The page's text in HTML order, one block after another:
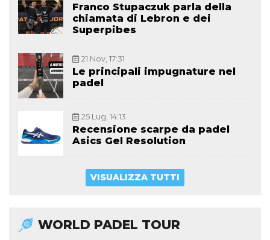
Franco Stupaczuk parla della
chiamata di Lebron e dei
Superpibes
21 Nov, 17:31
Le principali impugnature nel
padel
25 Lug, 14:13
Recensione scarpe da padel
Asics Gel Resolution
VISUALIZZA TUTTI
WORLD PADEL TOUR